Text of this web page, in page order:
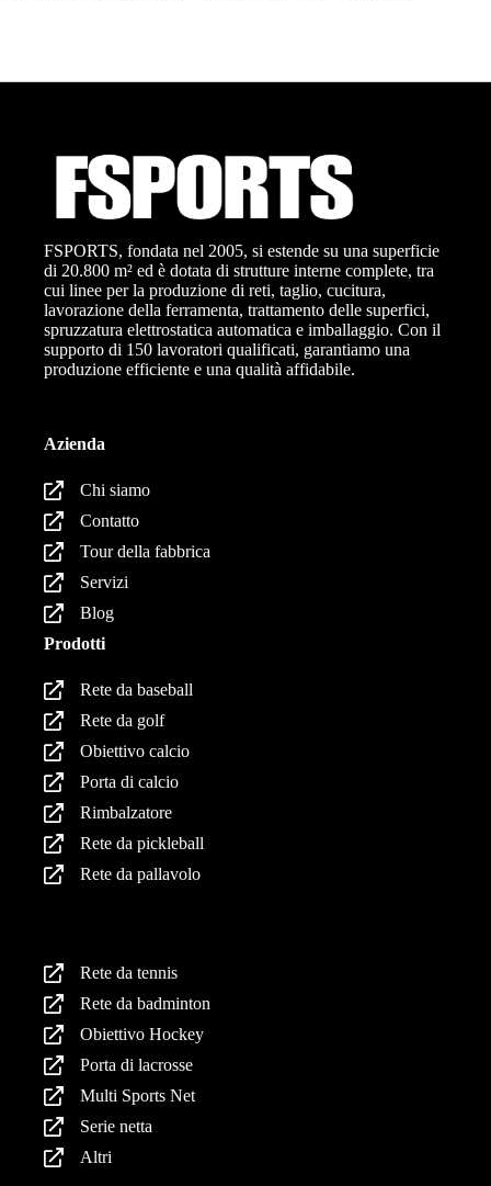
FSPORTS, fondata nel 2005, si estende su una superficie
di 20.800 m² ed è dotata di strutture interne complete, tra
cui linee per la produzione di reti, taglio, cucitura,
lavorazione della ferramenta, trattamento delle superfici,
spruzzatura elettrostatica automatica e imballaggio. Con il
supporto di 150 lavoratori qualificati, garantiamo una
produzione efficiente e una qualità affidabile.
Azienda
Chi siamo
Contatto
Tour della fabbrica
Servizi
Blog
Prodotti
Rete da baseball
Rete da golf
Obiettivo calcio
Porta di calcio
Rimbalzatore
Rete da pickleball
Rete da pallavolo
Rete da tennis
Rete da badminton
Obiettivo Hockey
Porta di lacrosse
Multi Sports Net
Serie netta
Altri